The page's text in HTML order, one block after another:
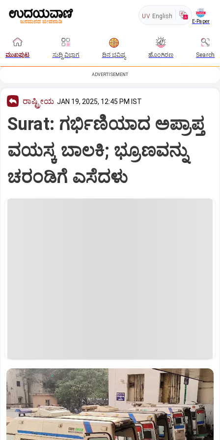
UV English
E-Paper
ಮುಖಪುಟ ಸುದ್ದಿ ವಿಭಾಗ ದಿನ ಭವಿಷ್ಯ ಹೊಂಗಿರಣ Search
ADVERTISEMENT
ರಾಷ್ಟ್ರೀಯ JAN 19, 2025, 12:45 PM IST
Surat: ಗರ್ಭಿಣಿಯಾದ ಅಪ್ರಾಪ್ತ
ವಯಸ್ಕ ಬಾಲಕಿ; ಭ್ರೂಣವನ್ನು
ಚರಂಡಿಗೆ ಎಸೆದಳು